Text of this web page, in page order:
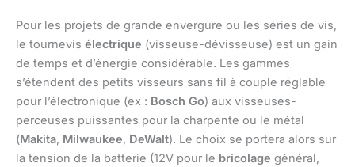
Pour les projets de grande envergure ou les séries de vis,
le tournevis électrique (visseuse-dévisseuse) est un gain
de temps et d’énergie considérable. Les gammes
s’étendent des petits visseurs sans fil à couple réglable
pour l’électronique (ex : Bosch Go) aux visseuses-
perceuses puissantes pour la charpente ou le métal
(Makita, Milwaukee, DeWalt). Le choix se portera alors sur
la tension de la batterie (12V pour le bricolage général,